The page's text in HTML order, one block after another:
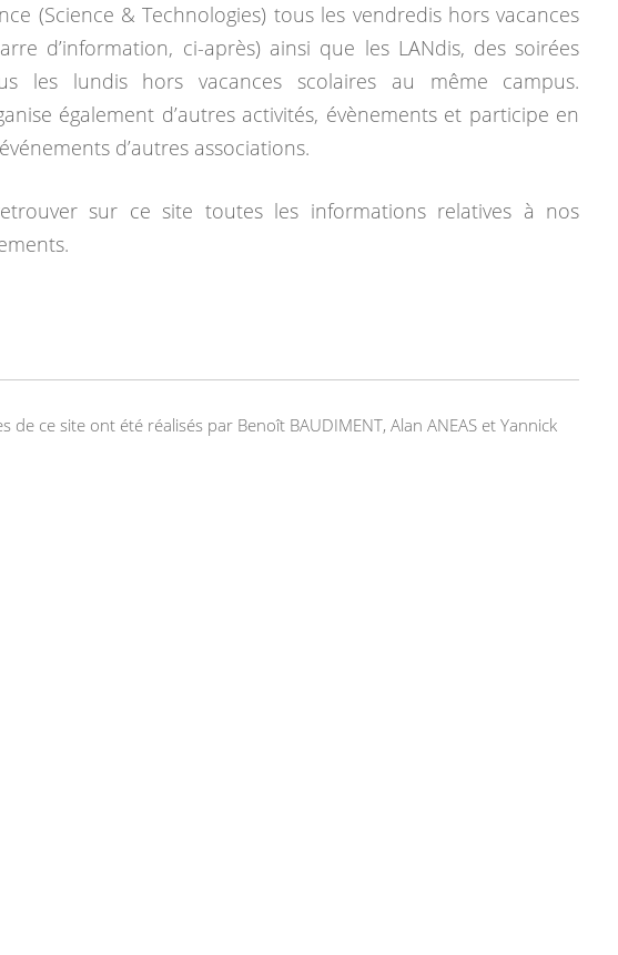
(Science & Technologies) tous les vendredis hors vacances
d’information, ci-après) ainsi que les LANdis, des soirées
les lundis hors vacances scolaires au même campus.
également d’autres activités, évènements et participe en
d’autres associations.
sur ce site toutes les informations relatives à nos
de ce site ont été réalisés par Benoît BAUDIMENT, Alan ANEAS et Yannick